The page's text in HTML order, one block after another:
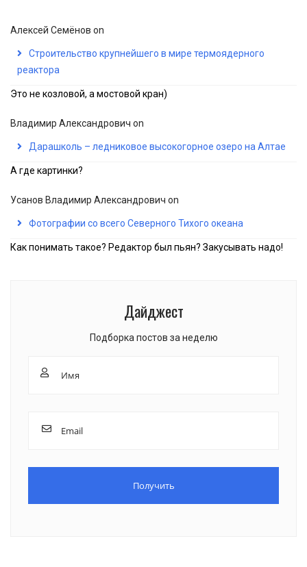
Алексей Семёнов on
Строительство крупнейшего в мире термоядерного
реактора
Это не козловой, а мостовой кран)
Владимир Александрович on
Дарашколь – ледниковое высокогорное озеро на Алтае
А где картинки?
Усанов Владимир Александрович on
Фотографии со всего Северного Тихого океана
Как понимать такое? Редактор был пьян? Закусывать надо!
Дайджест
Подборка постов за неделю